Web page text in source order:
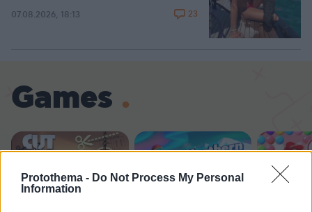
Protothema - Do Not Process My Personal
Information
07.08.2026, 18:13 23
Games